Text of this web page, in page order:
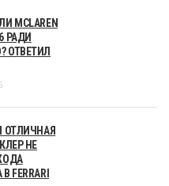
MCLAREN
РАДИ
ОТВЕТИЛ
ОТЛИЧНАЯ
НЕ
FERRARI